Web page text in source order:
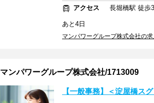
アクセス
長堀橋駅 徒歩
あと4日
マンパワーグループ株式会社の
マンパワーグループ株式会社/1713009
【一般事務】＜淀屋橋ス